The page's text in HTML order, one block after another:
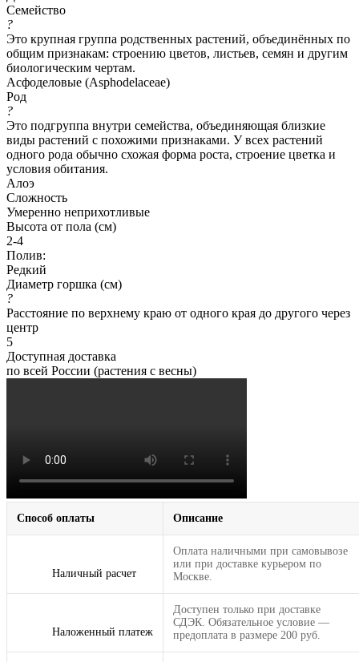
Семейство
?
Это крупная группа родственных растений, объединённых по
общим признакам: строению цветов, листьев, семян и другим
биологическим чертам.
Асфоделовые (Asphodelaceae)
Род
?
Это подгруппа внутри семейства, объединяющая близкие
виды растений с похожими признаками. У всех растений
одного рода обычно схожая форма роста, строение цветка и
условия обитания.
Алоэ
Сложность
Умеренно неприхотливые
Высота от пола (см)
2-4
Полив:
Редкий
Диаметр горшка (см)
?
Расстояние по верхнему краю от одного края до другого через
центр
5
Доступная доставка
по всей России (растения с весны)
Способ оплаты Описание
Наличный расчет
Оплата наличными при самовывозе
или при доставке курьером по
Москве.
Наложенный платеж
Доступен только при доставке
СДЭК. Обязательное условие —
предоплата в размере 200 руб.